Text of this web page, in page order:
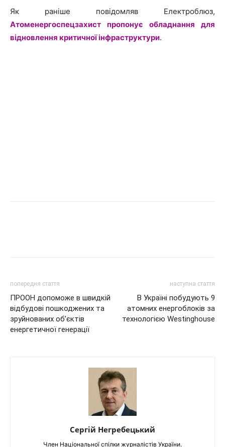
Як раніше повідомляв Електроблюз,
Атоменергоспецзахист пропонує обладнання для
відновлення критичної інфраструктури.
попередня стаття
ПРООН допоможе в швидкій
відбудові пошкоджених та
зруйнованих об’єктів
енергетичної генерації
наступна стаття
В Україні побудують 9
атомних енергоблоків за
технологією Westinghouse
Сергій Негребецький
Член Національної спілки журналістів України.